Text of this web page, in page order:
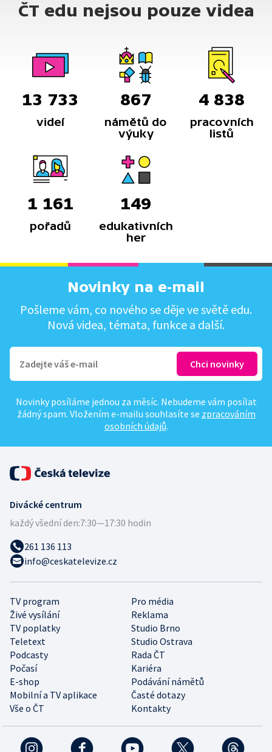
ČT edu nejsou pouze videa
13 733
videí
867
námětů do
výuky
4 838
pracovních
listů
1 161
pořadů
149
edukativních
her
Novinky na e-mail
Pošleme vám, co nového se děje ve světě edu.
Nová videa, témata, funkce a další.
Novinky posíláme jednou za měsíc. Nebudeme vám posílat
žádný spam. Vložením e-mailu souhlasíte se zpracováním
osobních údajů.